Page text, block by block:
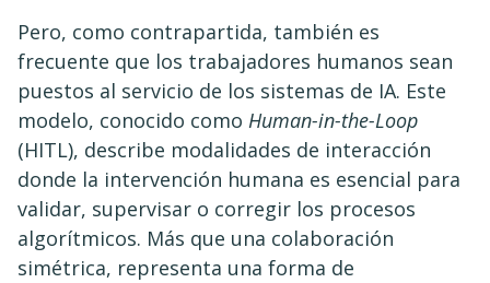
Pero, como contrapartida, también es
frecuente que los trabajadores humanos sean
puestos al servicio de los sistemas de IA. Este
modelo, conocido como Human-in-the-Loop
(HITL), describe modalidades de interacción
donde la intervención humana es esencial para
validar, supervisar o corregir los procesos
algorítmicos. Más que una colaboración
simétrica, representa una forma de